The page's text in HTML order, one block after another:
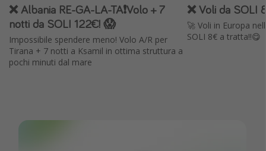
Festività del 2026
Città più visitate
❌ Albania RE-GA-LA-TA❗️Volo + 7
notti da SOLI 122€! 😱
Impossibile spendere meno! Volo A/R per
Tirana + 7 notti a Ksamil in ottima struttura a
pochi minuti dal mare
❌ Voli da SOLI
🚀 Voli in Europa
SOLI 8€ a tratta!!😋